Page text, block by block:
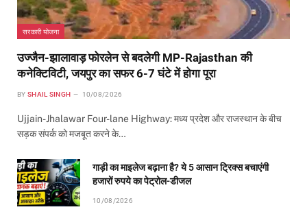
सरकारी योजना
उज्जैन-झालावाड़ फोरलेन से बदलेगी MP-Rajasthan की
कनेक्टिविटी, जयपुर का सफर 6-7 घंटे में होगा पूरा
BY SHAIL SINGH 10/08/2026
Ujjain-Jhalawar Four-lane Highway: मध्य प्रदेश और राजस्थान के बीच
सड़क संपर्क को मजबूत करने के…
गाड़ी का माइलेज बढ़ाना है? ये 5 आसान ट्रिक्स बचाएंगी
हजारों रुपये का पेट्रोल-डीजल
10/08/2026